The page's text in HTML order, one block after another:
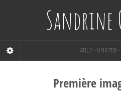
ATILF - UMR 7118
Première